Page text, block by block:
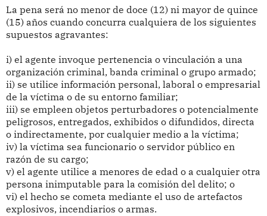
La pena será no menor de doce (12) ni mayor de quince
(15) años cuando concurra cualquiera de los siguientes
supuestos agravantes:
i) el agente invoque pertenencia o vinculación a una
organización criminal, banda criminal o grupo armado;
ii) se utilice información personal, laboral o empresarial
de la víctima o de su entorno familiar;
iii) se empleen objetos perturbadores o potencialmente
peligrosos, entregados, exhibidos o difundidos, directa
o indirectamente, por cualquier medio a la víctima;
iv) la víctima sea funcionario o servidor público en
razón de su cargo;
v) el agente utilice a menores de edad o a cualquier otra
persona inimputable para la comisión del delito; o
vi) el hecho se cometa mediante el uso de artefactos
explosivos, incendiarios o armas.